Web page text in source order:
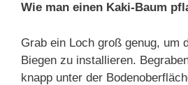
Wie man einen Kaki-Baum
Grab ein Loch groß genug, um
Biegen zu installieren.
knapp unter der